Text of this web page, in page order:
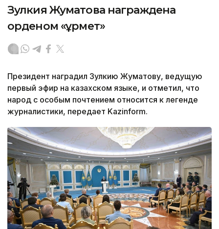
Зулкия Жуматова награждена
орденом «Құрмет»
Президент наградил Зулкию Жуматову, ведущую
первый эфир на казахском языке, и отметил, что
народ с особым почтением относится к легенде
журналистики, передает Kazinform.